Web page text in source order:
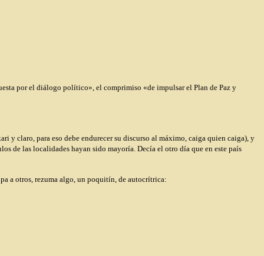
por el diálogo político», el comprimiso «de impulsar el Plan de Paz y
y claro, para eso debe endurecer su discurso al máximo, caiga quien caiga), y
de las localidades hayan sido mayoría. Decía el otro día que en este país
a otros, rezuma algo, un poquitín, de autocrítrica: